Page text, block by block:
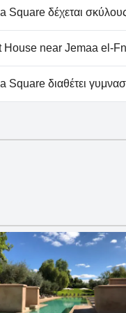
Square δεν
δέχεται
Square δεν
House near Jemaa el-
- Traditional Guest
διαθέτει